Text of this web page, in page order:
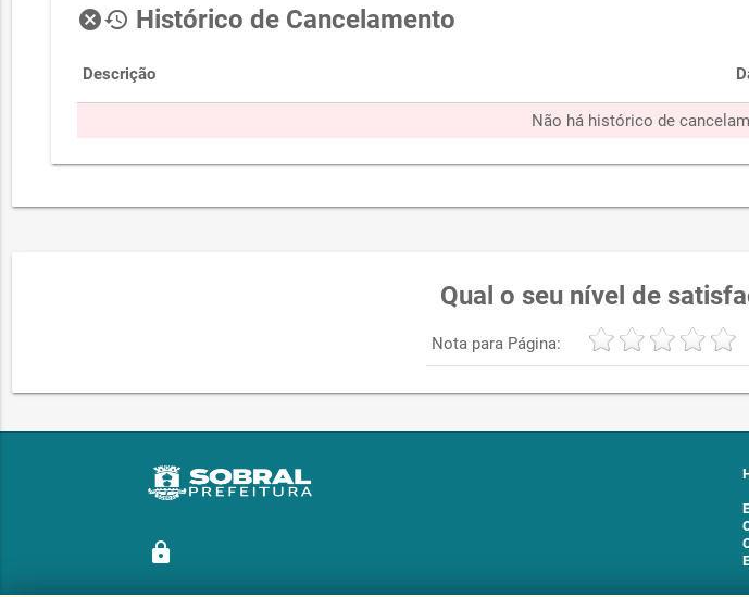
cancelhistory Histórico de Cancelamento
Descrição
Não há histórico de
Qual o seu nível de
Nota para Página:
lock